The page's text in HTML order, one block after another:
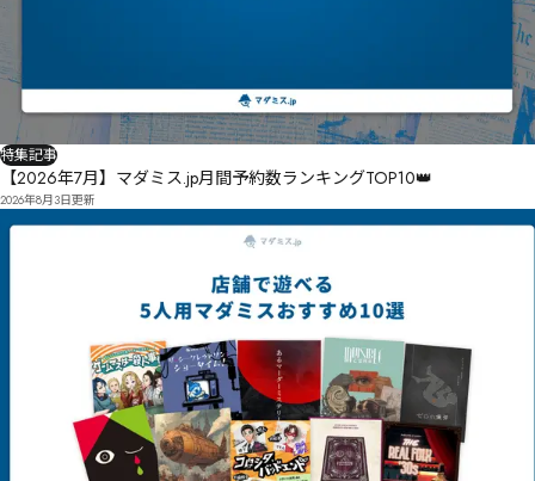
特集記事
【2026年7月】マダミス.jp月間予約数ランキングTOP10👑
2026年8月3日更新